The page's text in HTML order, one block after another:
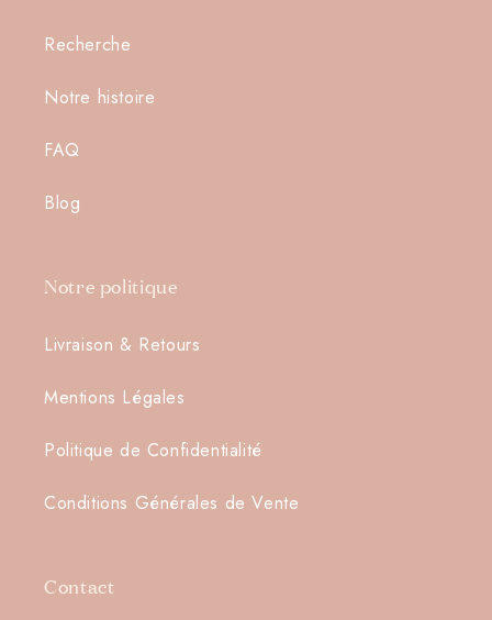
Recherche
Notre histoire
FAQ
Blog
Notre politique
Livraison & Retours
Mentions Légales
Politique de Confidentialité
Conditions Générales de Vente
Contact
produits à votre liste de souhaits et afficher vos